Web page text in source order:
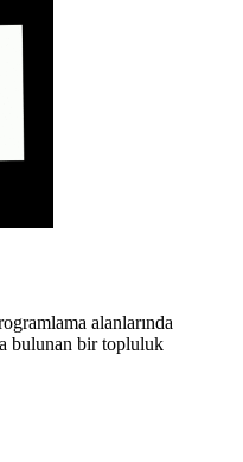
alanlarında
bulunan bir topluluk